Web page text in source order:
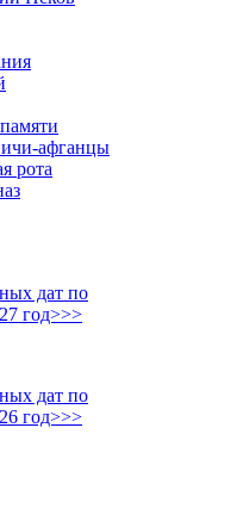
афганцы
рота
дат по
год>>>
дат по
год>>>